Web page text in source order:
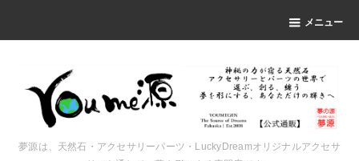
メニュー
夢源は、天然石・アクセサリーパーツ・LuckyDreamオリジナルアクセサ